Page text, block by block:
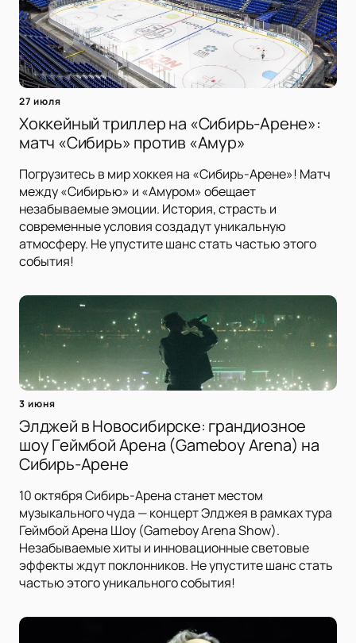
27 июля
Хоккейный триллер на «Сибирь-Арене»:
матч «Сибирь» против «Амур»
Погрузитесь в мир хоккея на «Сибирь-Арене»! Матч
между «Сибирью» и «Амуром» обещает
незабываемые эмоции. История, страсть и
современные условия создадут уникальную
атмосферу. Не упустите шанс стать частью этого
события!
3 июня
Элджей в Новосибирске: грандиозное
шоу Геймбой Арена (Gameboy Arena) на
Сибирь-Арене
10 октября Сибирь-Арена станет местом
музыкального чуда — концерт Элджея в рамках тура
Геймбой Арена Шоу (Gameboy Arena Show).
Незабываемые хиты и инновационные световые
эффекты ждут поклонников. Не упустите шанс стать
частью этого уникального события!